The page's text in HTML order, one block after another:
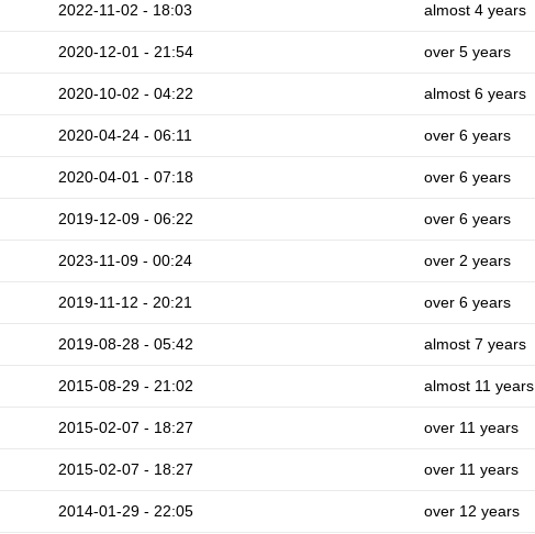
2022-11-02 - 18:03 almost 4 years
2020-12-01 - 21:54 over 5 years
2020-10-02 - 04:22 almost 6 years
2020-04-24 - 06:11 over 6 years
2020-04-01 - 07:18 over 6 years
2019-12-09 - 06:22 over 6 years
2023-11-09 - 00:24 over 2 years
2019-11-12 - 20:21 over 6 years
2019-08-28 - 05:42 almost 7 years
2015-08-29 - 21:02 almost 11 years
2015-02-07 - 18:27 over 11 years
2015-02-07 - 18:27 over 11 years
2014-01-29 - 22:05 over 12 years